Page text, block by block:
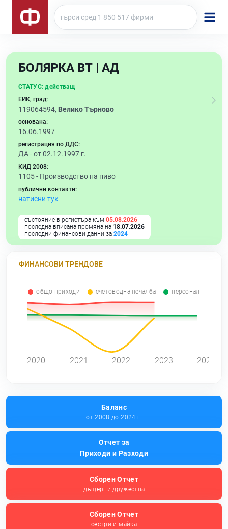
БОЛЯРКА ВТ | АД
СТАТУС: действащ
ЕИК, град:
119064594, Велико Търново
основана:
16.06.1997
регистрация по ДДС:
ДА - от 02.12.1997 г.
КИД 2008:
1105 - Производство на пиво
публични контакти:
натисни тук
състояние в регистъра към 05.08.2026
последна вписана промяна на 18.07.2026
последни финансови данни за 2024
ФИНАНСОВИ ТРЕНДОВЕ
общо приходи счетоводна печалба персонал
2020 2021 2022 2023 2024
Баланс
от 2008 до 2024 г.
Отчет за
Приходи и Разходи
Сборен Отчет
дъщерни дружества
Сборен Отчет
сестри и майка